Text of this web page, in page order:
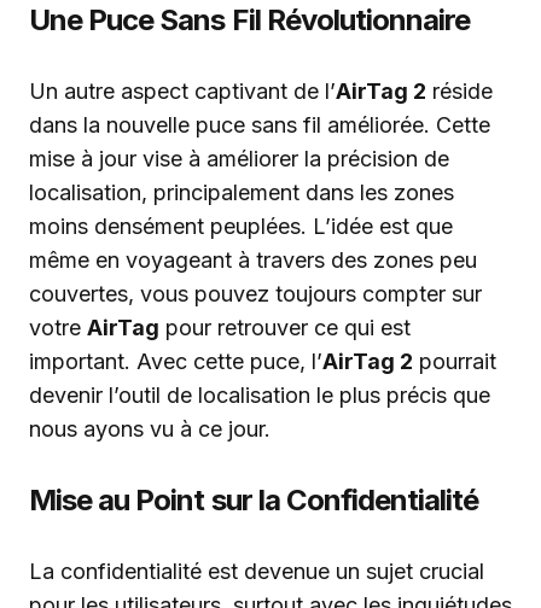
Une Puce Sans Fil Révolutionnaire
Un autre aspect captivant de l’AirTag 2 réside
dans la nouvelle puce sans fil améliorée. Cette
mise à jour vise à améliorer la précision de
localisation, principalement dans les zones
moins densément peuplées. L’idée est que
même en voyageant à travers des zones peu
couvertes, vous pouvez toujours compter sur
votre AirTag pour retrouver ce qui est
important. Avec cette puce, l’AirTag 2 pourrait
devenir l’outil de localisation le plus précis que
nous ayons vu à ce jour.
Mise au Point sur la Confidentialité
La confidentialité est devenue un sujet crucial